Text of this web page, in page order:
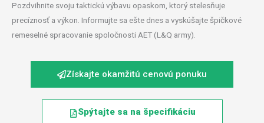
Pozdvihnite svoju taktickú výbavu opaskom, ktorý stelesňuje
precíznosť a výkon. Informujte sa ešte dnes a vyskúšajte špičkové
remeselné spracovanie spoločnosti AET (L&Q army).
Získajte okamžitú cenovú ponuku
Spýtajte sa na špecifikáciu